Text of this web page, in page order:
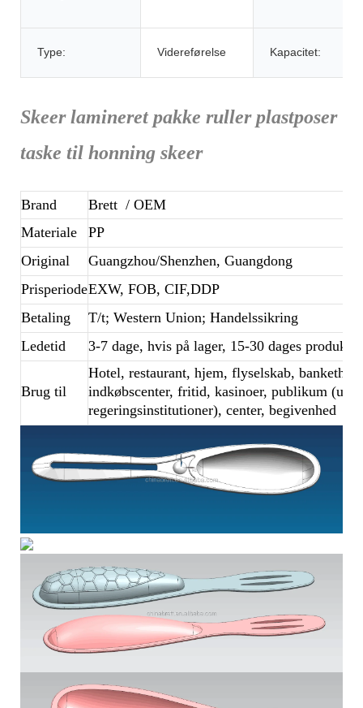
Type: Videreførelse Kapacitet:
Skeer lamineret pakke ruller plastposer
taske til honning skeer
Brand Brett / OEM
Materiale
PP
Original
Guangzhou/Shenzhen, Guangdong
PrisperiodeEXW, FOB, CIF,DDP
Betaling
T/t; Western Union; Handelssikring
Ledetid
3-7 dage, hvis på lager, 15-30 dages
Brug til
Hotel, restaurant, hjem, flyselskab,
indkøbscenter, fritid, kasinoer, publikum
regeringsinstitutioner), center, begivenhed